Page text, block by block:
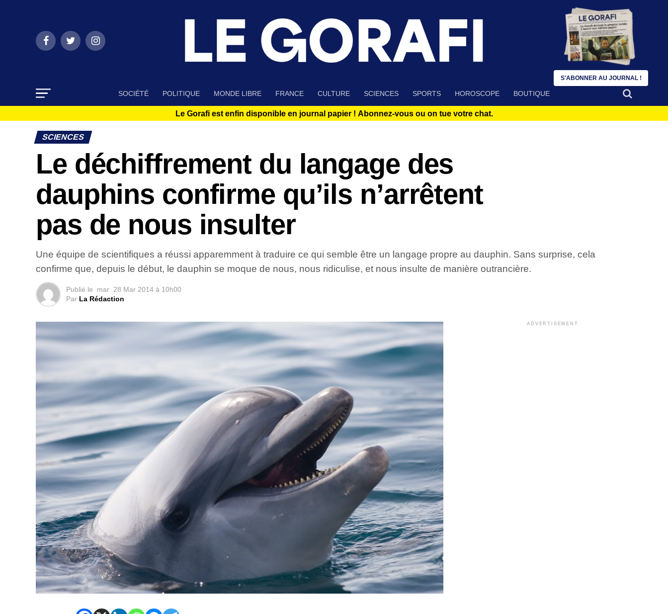
SOCIÉTÉ POLITIQUE MONDE LIBRE FRANCE CULTURE SCIENCES SPORTS HOROSCOPE BOUTIQUE
Le Gorafi est enfin disponible en journal papier ! Abonnez-vous ou on tue votre chat.
SCIENCES
Le déchiffrement du langage des
dauphins confirme qu’ils n’arrêtent
pas de nous insulter
Une équipe de scientifiques a réussi apparemment à traduire ce qui semble être un langage propre au dauphin. Sans surprise, cela
confirme que, depuis le début, le dauphin se moque de nous, nous ridiculise, et nous insulte de manière outrancière.
Publié le mar 28 Mar 2014 à 10h00
Par La Rédaction
ADVERTISEMENT
S'ABONNER AU JOURNAL !